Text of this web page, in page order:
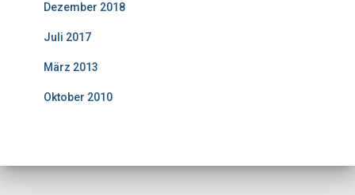
Dezember 2018
Juli 2017
März 2013
Oktober 2010